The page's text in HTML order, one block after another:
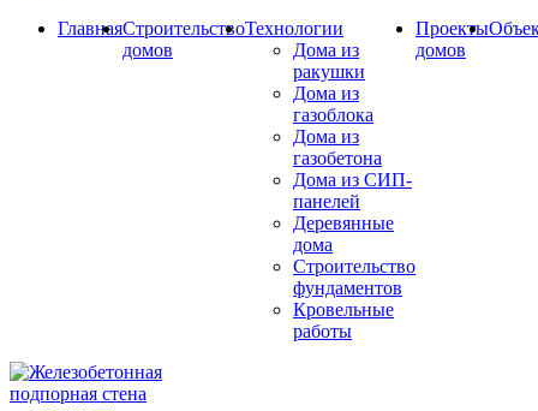
ГлавнаяСтроительство
домов
Технологии
Дома из
ракушки
Дома из
газоблока
Дома из
газобетона
Дома из СИП-
панелей
Деревянные
дома
Строительство
фундаментов
Кровельные
работы
Проекты
домов